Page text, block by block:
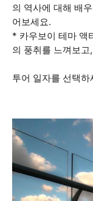
의 역사에 대해 배
어보세요.
* 카우보이 테마 액
의 풍취를 느껴보
투어 일자를 선택하